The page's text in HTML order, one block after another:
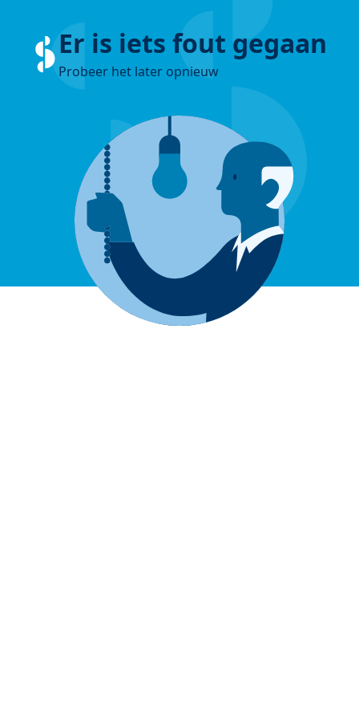
Er is iets fout gegaan
Probeer het later opnieuw